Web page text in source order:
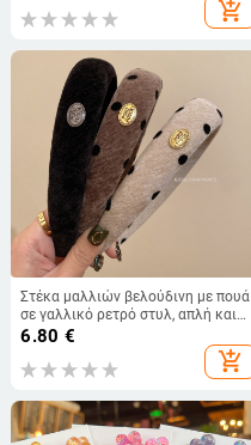
add_shopping_cart
Στέκα μαλλιών βελούδινη με πουά
σε γαλλικό ρετρό στυλ, απλή και
ευέλικτη για γυναίκες,
φθινοπωρινή-χειμερινή συλλογή
6.80 €
add_shopping_cart